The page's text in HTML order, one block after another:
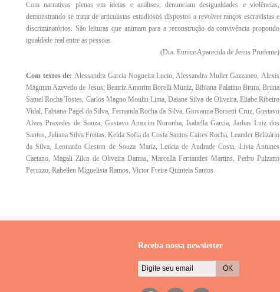
Com narrativas plenas em ideias e análises, denunciam desigualdades e violências,
demonstrando se tratar de articulistas estudiosos dispostos a revolver ranços escravistas e
discriminatórios. São leituras que animam para a reconstrução da convivência propondo
igualdade real entre as pessoas.
(Dra. Eunice Aparecida de Jesus Prudente)
Com textos de: Alessandra Garcia Nogueira Lucio, Alessandra Muller Gazzaneo, Alexis
Magnum Azevedo de Jesus, Beatriz Amorim Borelli Muniz, Bibiana Palatino Brum, Bruna
Samel Rocha Tostes, Carlos Magno Moulin Lima, Daiane Silva de Oliveira, Eliabe Ribeiro
Vidal, Fabiana Pagel da Silva, Fernanda Rocha da Silva, Giovanna Borsetti Cruz, Gustavo
Alves Praxedes de Souza, Gustavo Amorim Noronha, Isabella Garcia, Jarbas Luiz dos
Santos, Juliana Silva Freitas, Kelda Sofia da Costa Santos Caires Rocha, Leander Belizário
da Silva, Leonardo Cleston de Souza Mariz, Letícia de Andrade Costa, Lívia Antunes
Caetano, Magali Zilca de Oliveira Dantas, Marcella Fernandes Martins, Pedro Pulzatto
Peruzzo, Rahellen Miguelista Ramos, Victor Freire Quintela Santos.
Receba nossa newsletter